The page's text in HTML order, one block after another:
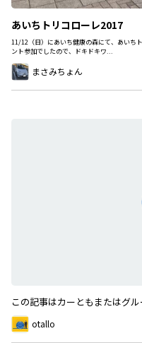
あいちトリコローレ2017
11/12（日）にあいち健康の森にて、あいち
ント参加でしたので、ドキドキワ...
まさみちょん
この記事はカーともまたはグル
otallo